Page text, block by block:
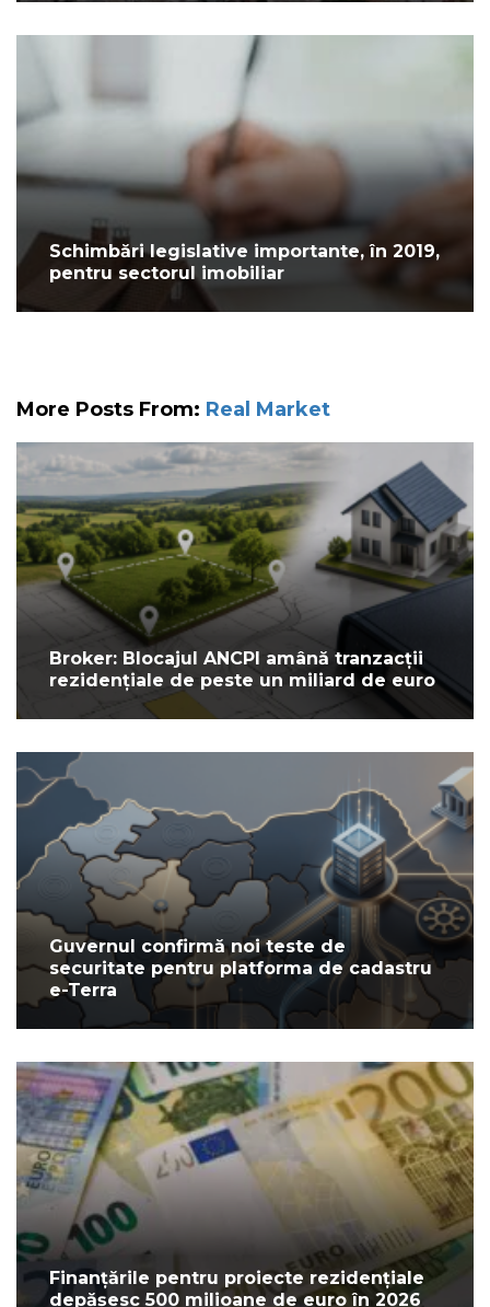
Schimbări legislative importante, în 2019,
pentru sectorul imobiliar
More Posts From: Real Market
Broker: Blocajul ANCPI amână tranzacții
rezidențiale de peste un miliard de euro
Guvernul confirmă noi teste de
securitate pentru platforma de cadastru
e-Terra
Finanțările pentru proiecte rezidențiale
depășesc 500 milioane de euro în 2026